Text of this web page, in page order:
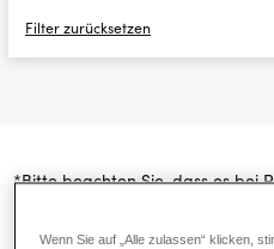
Filter zurücksetzen
*Bitte beachten Sie, dass es bei
Show davon betroffen sein,
Wenn Sie auf „Alle zulassen“ klicken,